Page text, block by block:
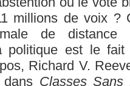
millions de voix ?
de distance
politique est le
Richard V.
dans Classes Sans